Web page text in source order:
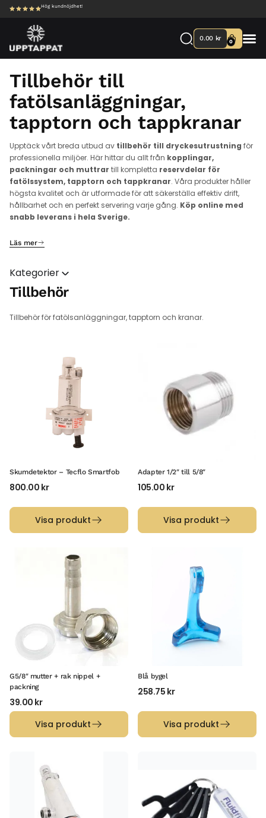
Hög kundnöjdhet!
0.00 kr 0
Tillbehör till
fatölsanläggningar,
tapptorn och tappkranar
Upptäck vårt breda utbud av tillbehör till dryckesutrustning för
professionella miljöer. Här hittar du allt från kopplingar,
packningar och muttrar till kompletta reservdelar för
fatölssystem, tapptorn och tappkranar. Våra produkter håller
högsta kvalitet och är utformade för att säkerställa effektiv drift,
hållbarhet och en perfekt servering varje gång. Köp online med
snabb leverans i hela Sverige.
Läs mer
Kategorier
Tillbehör
Tillbehör för fatölsanläggningar, tapptorn och kranar.
Skumdetektor – Tecflo Smartfob
800.00 kr
Visa produkt
Adapter 1/2″ till 5/8″
105.00 kr
Visa produkt
G5/8″ mutter + rak nippel +
packning
39.00 kr
Visa produkt
Blå bygel
258.75 kr
Visa produkt